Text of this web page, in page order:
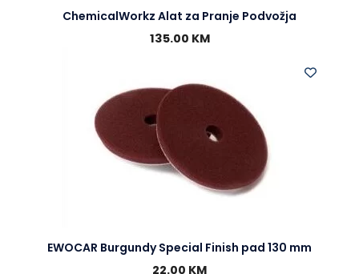
ChemicalWorkz Alat za Pranje Podvožja
135.00 KM
EWOCAR Burgundy Special Finish pad 130 mm
22.00 KM